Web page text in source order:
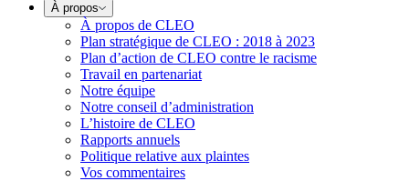
À propos
À propos de CLEO
Plan stratégique de CLEO : 2018 à 2023
Plan d’action de CLEO contre le racisme
Travail en partenariat
Notre équipe
Notre conseil d’administration
L’histoire de CLEO
Rapports annuels
Politique relative aux plaintes
Vos commentaires